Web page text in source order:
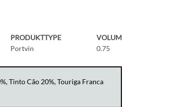
PRODUKTTYPE
Portvin
VOLUM
0.75
Tinto Cão 20%, Touriga Franca